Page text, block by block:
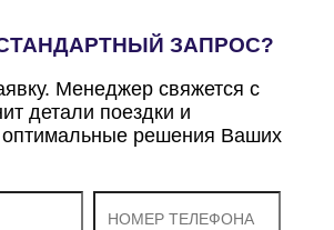
ЗАПРОС?
Менеджер свяжется с
детали поездки и
решения Ваших